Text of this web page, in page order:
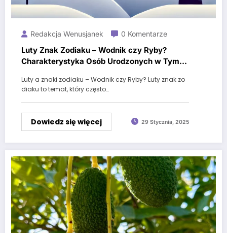
Redakcja Wenusjanek 0 Komentarze
Luty Znak Zodiaku – Wodnik czy Ryby?
Charakterystyka Osób Urodzonych w Tym
Luty a znaki zodiaku – Wodnik czy Ryby? Luty znak zo
diaku to temat, który często…
Dowiedz się więcej 29 Stycznia, 2025